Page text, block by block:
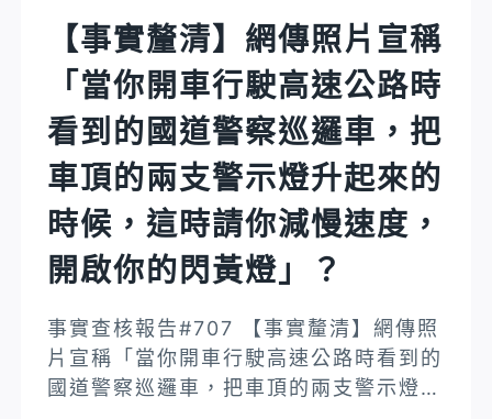
老
婆
還
是
21
歲
那
樣
動
有
男
性
著
名
片，
敲
你
車
窗
向
你
【事實釐清】網傳照片宣稱
「當你開車行駛高速公路時
看到的國道警察巡邏車，把
車頂的兩支警示燈升起來的
時候，這時請你減慢速度，
開啟你的閃黃燈」？
事實查核報告#707 【事實釐清】網傳照
片宣稱「當你開車行駛高速公路時看到的
國道警察巡邏車，把車頂的兩支警示燈…